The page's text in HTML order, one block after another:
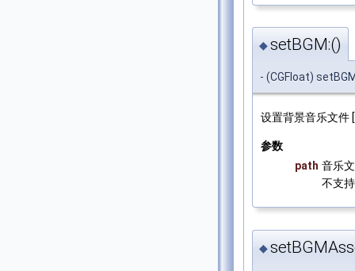
◆setBGM:()
- (CGFloat)
设置背景音乐文件
参数
path 音乐
不支
◆